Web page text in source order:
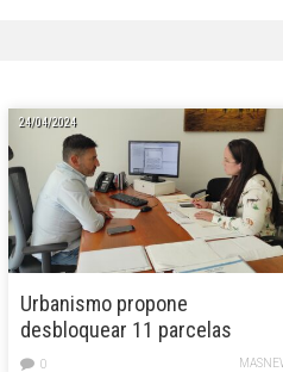
24/04/2024
Urbanismo propone
desbloquear 11 parcelas
privadas para hacer viviendas
0